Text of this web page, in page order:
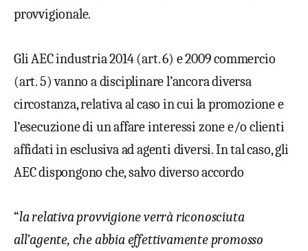
provvigionale.
Gli AEC industria 2014 (art. 6) e 2009 commercio
(art. 5) vanno a disciplinare l’ancora diversa
circostanza, relativa al caso in cui la promozione e
l’esecuzione di un affare interessi zone e/o clienti
affidati in esclusiva ad agenti diversi. In tal caso, gli
AEC dispongono che, salvo diverso accordo
“la relativa provvigione verrà riconosciuta
all’agente, che abbia effettivamente promosso